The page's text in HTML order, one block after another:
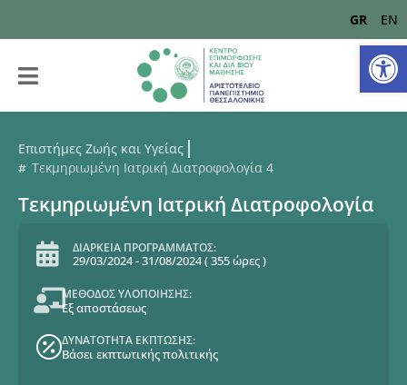
GR EN
Επιστήμες Ζωής και Υγείας
Τεκμηριωμένη Ιατρική Διατροφολογία 4
Τεκμηριωμένη Ιατρική Διατροφολογία
ΔΙΑΡΚΕΙΑ ΠΡΟΓΡΑΜΜΑΤΟΣ:
29/03/2024-31/08/2024(355 ώρες)
ΜΕΘΟΔΟΣ ΥΛΟΠΟΙΗΣΗΣ:
Εξ αποστάσεως
ΔΥΝΑΤΟΤΗΤΑ ΕΚΠΤΩΣΗΣ:
Βάσει εκπτωτικής πολιτικής